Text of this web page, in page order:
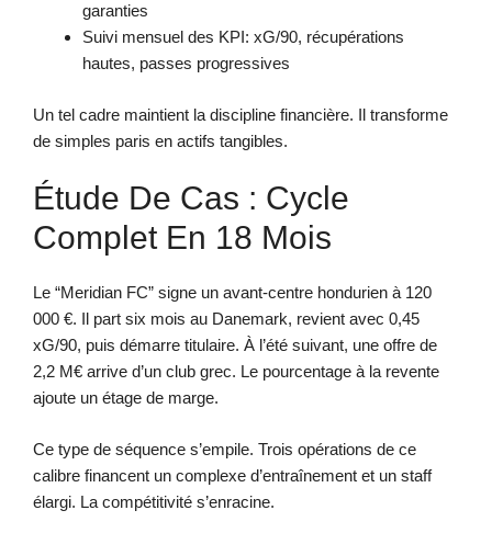
garanties
Suivi mensuel des KPI: xG/90, récupérations
hautes, passes progressives
Un tel cadre maintient la discipline financière. Il transforme
de simples paris en actifs tangibles.
Étude De Cas : Cycle
Complet En 18 Mois
Le “Meridian FC” signe un avant-centre hondurien à 120
000 €. Il part six mois au Danemark, revient avec 0,45
xG/90, puis démarre titulaire. À l’été suivant, une offre de
2,2 M€ arrive d’un club grec. Le pourcentage à la revente
ajoute un étage de marge.
Ce type de séquence s’empile. Trois opérations de ce
calibre financent un complexe d’entraînement et un staff
élargi. La compétitivité s’enracine.